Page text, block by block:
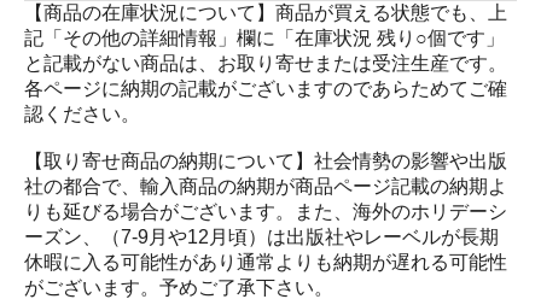
【商品の在庫状況について】商品が買える状態でも、上
記「その他の詳細情報」欄に「在庫状況 残り○個です」
と記載がない商品は、お取り寄せまたは受注生産です。
各ページに納期の記載がございますのであらためてご確
認ください。
【取り寄せ商品の納期について】社会情勢の影響や出版
社の都合で、輸入商品の納期が商品ページ記載の納期よ
りも延びる場合がございます。また、海外のホリデーシ
ーズン、（7-9月や12月頃）は出版社やレーベルが長期
休暇に入る可能性があり通常よりも納期が遅れる可能性
がございます。予めご了承下さい。